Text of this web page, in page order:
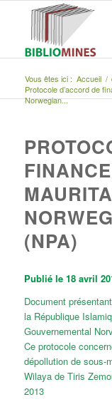
Vous êtes ici : Accueil /
Protocole d’accord de
Norwegian...
(NPA)
Publié le 18 avril
Document
la République
Gouvernemental
Ce protocole
dépollution de sous-
Wilaya de Tiris
2013